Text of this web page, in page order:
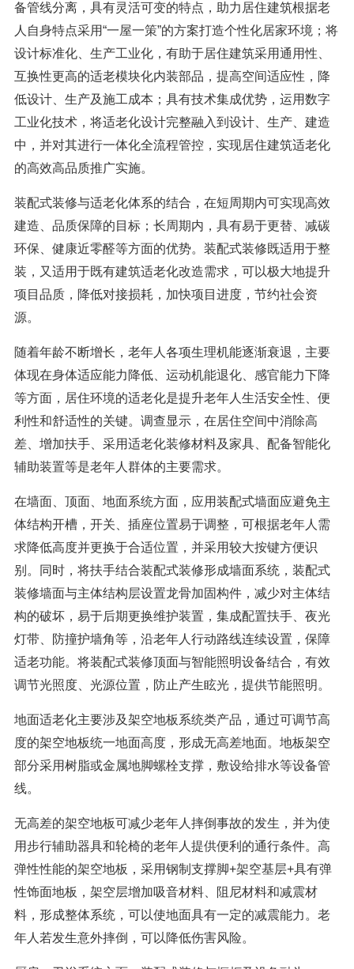
备管线分离，具有灵活可变的特点，助力居住建筑根据老
人自身特点采用“一屋一策”的方案打造个性化居家环境；将
设计标准化、生产工业化，有助于居住建筑采用通用性、
互换性更高的适老模块化内装部品，提高空间适应性，降
低设计、生产及施工成本；具有技术集成优势，运用数字
工业化技术，将适老化设计完整融入到设计、生产、建造
中，并对其进行一体化全流程管控，实现居住建筑适老化
的高效高品质推广实施。
装配式装修与适老化体系的结合，在短周期内可实现高效
建造、品质保障的目标；长周期内，具有易于更替、减碳
环保、健康近零醛等方面的优势。装配式装修既适用于整
装，又适用于既有建筑适老化改造需求，可以极大地提升
项目品质，降低对接损耗，加快项目进度，节约社会资
源。
随着年龄不断增长，老年人各项生理机能逐渐衰退，主要
体现在身体适应能力降低、运动机能退化、感官能力下降
等方面，居住环境的适老化是提升老年人生活安全性、便
利性和舒适性的关键。调查显示，在居住空间中消除高
差、增加扶手、采用适老化装修材料及家具、配备智能化
辅助装置等是老年人群体的主要需求。
在墙面、顶面、地面系统方面，应用装配式墙面应避免主
体结构开槽，开关、插座位置易于调整，可根据老年人需
求降低高度并更换于合适位置，并采用较大按键方便识
别。同时，将扶手结合装配式装修形成墙面系统，装配式
装修墙面与主体结构层设置龙骨加固构件，减少对主体结
构的破坏，易于后期更换维护装置，集成配置扶手、夜光
灯带、防撞护墙角等，沿老年人行动路线连续设置，保障
适老功能。将装配式装修顶面与智能照明设备结合，有效
调节光照度、光源位置，防止产生眩光，提供节能照明。
地面适老化主要涉及架空地板系统类产品，通过可调节高
度的架空地板统一地面高度，形成无高差地面。地板架空
部分采用树脂或金属地脚螺栓支撑，敷设给排水等设备管
线。
无高差的架空地板可减少老年人摔倒事故的发生，并为使
用步行辅助器具和轮椅的老年人提供便利的通行条件。高
弹性性能的架空地板，采用钢制支撑脚+架空基层+具有弹
性饰面地板，架空层增加吸音材料、阻尼材料和减震材
料，形成整体系统，可以使地面具有一定的减震能力。老
年人若发生意外摔倒，可以降低伤害风险。